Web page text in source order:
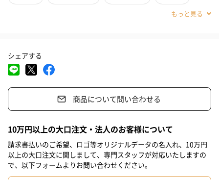
内祝い、結婚内祝い、出産内祝い、ディズニー好きの人の贈り物
におすすめです。
外装サイズ
18cm×21.5cm×7cm
素材／繊維
綿97%・レーヨン2%・ポリエステル1%
サイズ
34cm×75cm
#出産祝い
#甥 #女子大学生
#取引先男性
#女友達 #男友達 #男性 #女性
#同僚女性 #同僚男性 #男子大学生 #20代前半 #20代後半
#30代 #40代 #50代 #60代 #70代 #80代 #90代
シェアする
商品について問い合わせる
10万円以上の大口注文・法人のお客様について
請求書払いのご希望、ロゴ等オリジナルデータの名入れ、10万円
以上の大口注文に関しまして、専門スタッフが対応いたしますの
で、以下フォームよりお問い合わせください。